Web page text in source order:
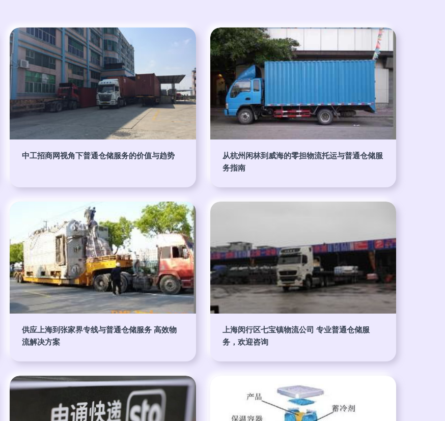
中工招商网视角下普通仓储服务的价值与趋势
从杭州闲林到威海的零担物流托运与普通仓储服
务指南
供应上海到张家界专线与普通仓储服务 高效物
流解决方案
上海闵行区七宝镇物流公司 专业普通仓储服
务，欢迎咨询